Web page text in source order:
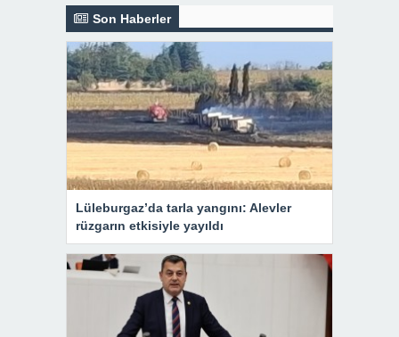
Son Haberler
Lüleburgaz’da tarla yangını: Alevler
rüzgarın etkisiyle yayıldı